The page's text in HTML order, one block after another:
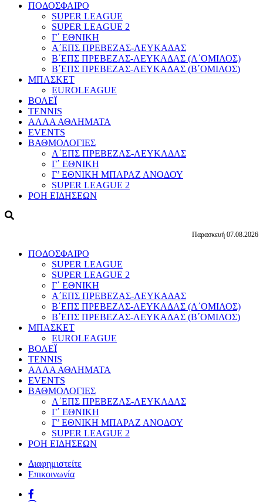
ΠΟΔΟΣΦΑΙΡΟ
SUPER LEAGUE
SUPER LEAGUE 2
Γ΄ ΕΘΝΙΚΗ
Α΄ΕΠΣ ΠΡΕΒΕΖΑΣ-ΛΕΥΚΑΔΑΣ
Β΄ΕΠΣ ΠΡΕΒΕΖΑΣ-ΛΕΥΚΑΔΑΣ (Α΄ΟΜΙΛΟΣ)
Β΄ΕΠΣ ΠΡΕΒΕΖΑΣ-ΛΕΥΚΑΔΑΣ (Β΄ΟΜΙΛΟΣ)
ΜΠΑΣΚΕΤ
EUROLEAGUE
ΒΟΛΕΪ
TENNIS
ΑΛΛΑ ΑΘΛΗΜΑΤΑ
EVENTS
ΒΑΘΜΟΛΟΓΙΕΣ
Α΄ΕΠΣ ΠΡΕΒΕΖΑΣ-ΛΕΥΚΑΔΑΣ
Γ΄ ΕΘΝΙΚΗ
Γ’ ΕΘΝΙΚΗ ΜΠΑΡΑΖ ΑΝΟΔΟΥ
SUPER LEAGUE 2
ΡΟΗ ΕΙΔΗΣΕΩΝ
Παρασκευή 07.08.2026
ΠΟΔΟΣΦΑΙΡΟ
SUPER LEAGUE
SUPER LEAGUE 2
Γ΄ ΕΘΝΙΚΗ
Α΄ΕΠΣ ΠΡΕΒΕΖΑΣ-ΛΕΥΚΑΔΑΣ
Β΄ΕΠΣ ΠΡΕΒΕΖΑΣ-ΛΕΥΚΑΔΑΣ (Α΄ΟΜΙΛΟΣ)
Β΄ΕΠΣ ΠΡΕΒΕΖΑΣ-ΛΕΥΚΑΔΑΣ (Β΄ΟΜΙΛΟΣ)
ΜΠΑΣΚΕΤ
EUROLEAGUE
ΒΟΛΕΪ
TENNIS
ΑΛΛΑ ΑΘΛΗΜΑΤΑ
EVENTS
ΒΑΘΜΟΛΟΓΙΕΣ
Α΄ΕΠΣ ΠΡΕΒΕΖΑΣ-ΛΕΥΚΑΔΑΣ
Γ΄ ΕΘΝΙΚΗ
Γ’ ΕΘΝΙΚΗ ΜΠΑΡΑΖ ΑΝΟΔΟΥ
SUPER LEAGUE 2
ΡΟΗ ΕΙΔΗΣΕΩΝ
Διαφημιστείτε
Επικοινωνία